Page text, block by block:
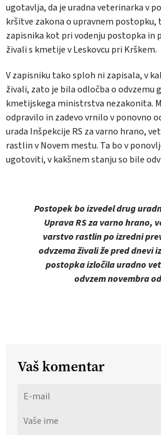
ugotavlja, da je uradna veterinarka v
kršitve zakona o upravnem postopku,
zapisnika kot pri vodenju postopka in
živali s kmetije v Leskovcu pri Krškem.
V zapisniku tako sploh ni zapisala, v
živali, zato je bila odločba o odvzemu
kmetijskega ministrstva nezakonita.
odpravilo in zadevo vrnilo v ponovno
urada Inšpekcije RS za varno hrano,
rastlin v Novem mestu. Ta bo v
ugotoviti, v kakšnem stanju so bile
Postopek bo izvedel drug
Uprava RS za varno hrano,
varstvo rastlin po izredni
odvzema živali že pred dnevi
postopka izločila uradno
odvzem novembra
Vaš komentar